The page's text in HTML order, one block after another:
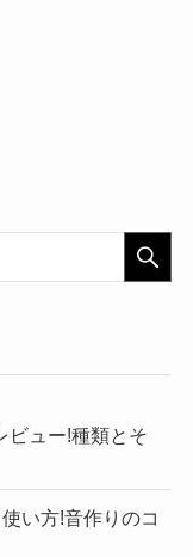
ビュー!種類とそ
い方!音作りのコ